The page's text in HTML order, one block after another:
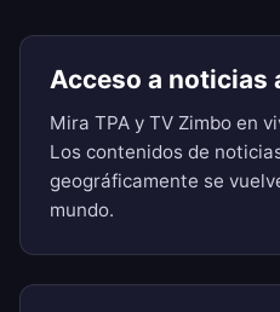
Acceso a noticias
Mira TPA y TV Zimbo en
Los contenidos de
geográficamente se
mundo.